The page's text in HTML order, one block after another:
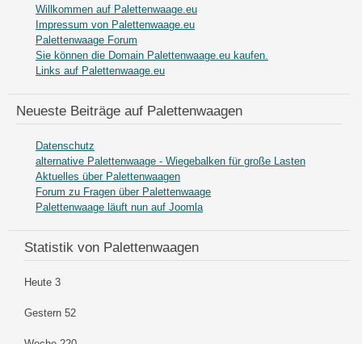
Willkommen auf Palettenwaage.eu
Impressum von Palettenwaage.eu
Palettenwaage Forum
Sie können die Domain Palettenwaage.eu kaufen.
Links auf Palettenwaage.eu
Neueste Beiträge auf Palettenwaagen
Datenschutz
alternative Palettenwaage - Wiegebalken für große Lasten
Aktuelles über Palettenwaagen
Forum zu Fragen über Palettenwaage
Palettenwaage läuft nun auf Joomla
Statistik von Palettenwaagen
Heute 3
Gestern 52